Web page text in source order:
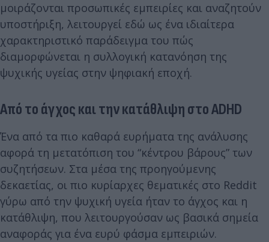
μοιράζονται προσωπικές εμπειρίες και αναζητούν
υποστήριξη, λειτουργεί εδώ ως ένα ιδιαίτερα
χαρακτηριστικό παράδειγμα του πώς
διαμορφώνεται η συλλογική κατανόηση της
ψυχικής υγείας στην ψηφιακή εποχή.
Από το άγχος και την κατάθλιψη στο ADHD
Ένα από τα πιο καθαρά ευρήματα της ανάλυσης
αφορά τη μετατόπιση του “κέντρου βάρους” των
συζητήσεων. Στα μέσα της προηγούμενης
δεκαετίας, οι πιο κυρίαρχες θεματικές στο Reddit
γύρω από την ψυχική υγεία ήταν το άγχος και η
κατάθλιψη, που λειτουργούσαν ως βασικά σημεία
αναφοράς για ένα ευρύ φάσμα εμπειριών.